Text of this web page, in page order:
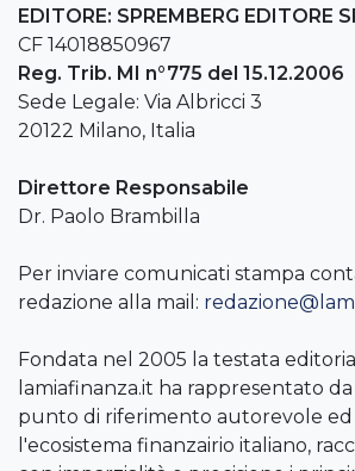
EDITORE: SPREMBERG EDITORE
CF 14018850967
Reg. Trib. MI n°775 del 15.12.2006
Sede Legale: Via Albricci 3
20122 Milano, Italia
Direttore Responsabile
Dr. Paolo Brambilla
Per inviare comunicati stampa
redazione alla mail:
Fondata nel 2005 la testata
lamiafinanza.it ha rappresentato
punto di riferimento autorevole
l'ecosistema finanzairio italiano,